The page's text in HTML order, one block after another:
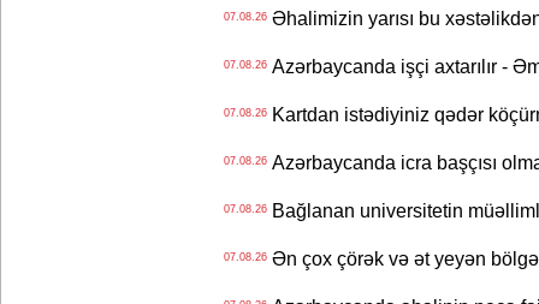
07.08.26Əhalimizin yarısı bu
07.08.26Azərbaycanda işçi axtarılır -
07.08.26Kartdan istədiyiniz qədər
07.08.26Azərbaycanda icra başçısı
07.08.26Bağlanan universitetin
07.08.26Ən çox çörək və ət yeyən